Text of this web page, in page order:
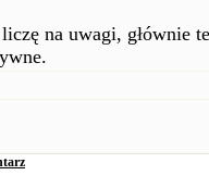
na uwagi, głównie